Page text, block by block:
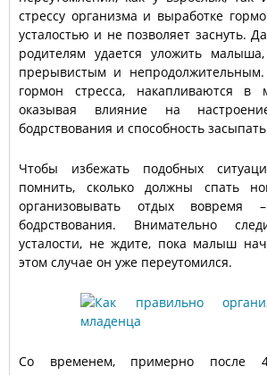
стрессу организма и выработке
усталостью и не позволяет заснуть.
родителям удается уложить
прерывистым и
гормон стресса, накапливаются в
оказывая влияние на
бодрствования и способность
Чтобы избежать подобных
помнить, сколько должны спать
организовывать отдых
бодрствования. Внимательно
усталости, не ждите, пока малыш
этом случае он уже переутомился.
Со временем, примерно после